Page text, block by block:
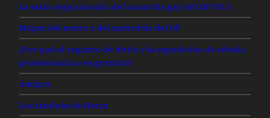
La mala organización de la marcha gay del DF 2013
Mapas del metro y del metrobús del DF
¿Por qué el registro de título y la expedición de cédula
profesional no es gratuito?
Amigos
Los fandubs de Netza